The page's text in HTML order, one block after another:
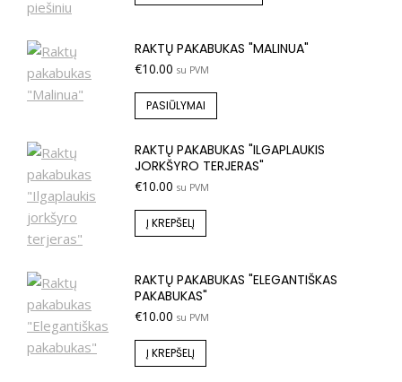
RAKTŲ PAKABUKAS "MALINUA"
€10.00 su PVM
PASIŪLYMAI
RAKTŲ PAKABUKAS "ILGAPLAUKIS
JORKŠYRO TERJERAS"
€10.00 su PVM
Į KREPŠELĮ
RAKTŲ PAKABUKAS "ELEGANTIŠKAS
PAKABUKAS"
€10.00 su PVM
Į KREPŠELĮ